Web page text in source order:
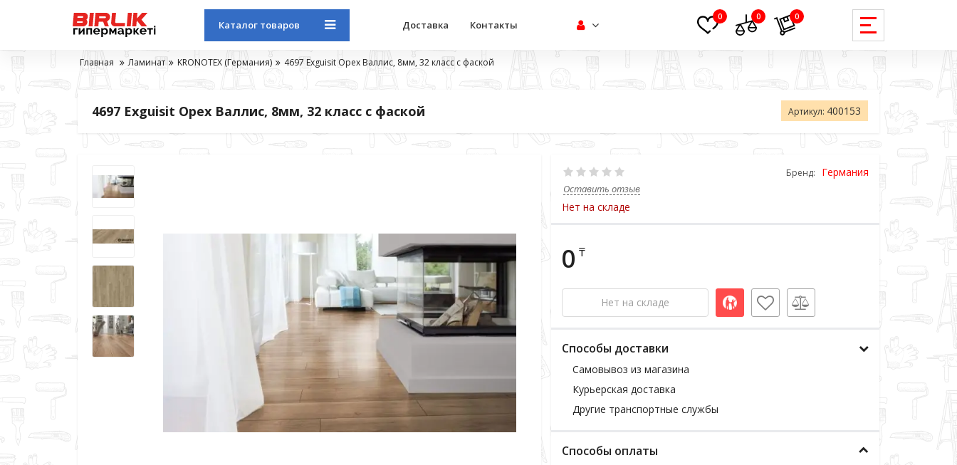
Каталог товаров Доставка Контакты
0 0 0
Главная Ламинат KRONOTEX (Германия) 4697 Exguisit Орех Валлис, 8мм, 32 класс с фаской
4697 Exguisit Орех Валлис, 8мм, 32 класс с фаской Артикул: 400153
Бренд: Германия
Оставить отзыв
Нет на складе
0 ₸
Нет на складе
Способы доставки
Самовывоз из магазина
Курьерская доставка
Другие транспортные службы
Способы оплаты